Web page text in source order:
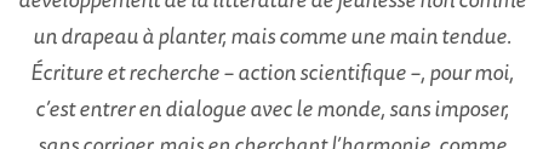
un drapeau à planter, mais comme une main tendue.
Écriture et recherche – action scientifique –, pour moi,
c’est entrer en dialogue avec le monde, sans imposer,